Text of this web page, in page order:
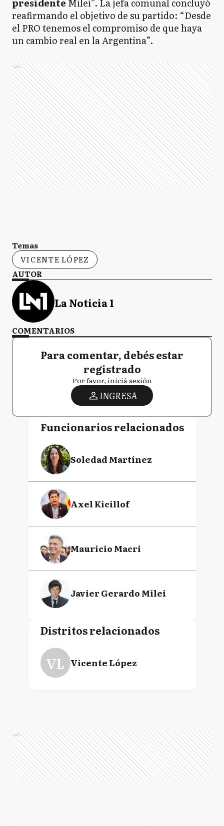
presidente Milei”. La jefa comunal concluyó
reafirmando el objetivo de su partido: “Desde
el PRO tenemos el compromiso de que haya
un cambio real en la Argentina”.
Ads
Temas
VICENTE LÓPEZ
AUTOR
La Noticia 1
COMENTARIOS
Para comentar, debés estar
registrado
Por favor, iniciá sesión
INGRESA
Funcionarios relacionados
Soledad Martínez
Axel Kicillof
Mauricio Macri
Javier Gerardo Milei
Distritos relacionados
VL Vicente López
Ads